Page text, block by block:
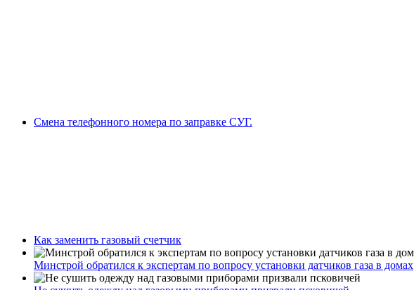
Смена телефонного номера по заправке СУГ.
Как заменить газовый счетчик
Минстрой обратился к экспертам по вопросу установки датчиков газа в домах